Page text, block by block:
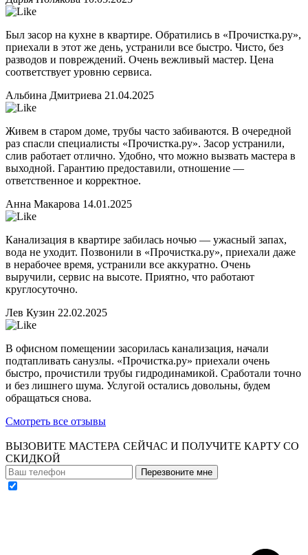
Был засор на кухне в квартире. Обратились в «Прочистка.ру»,
приехали в этот же день, устранили все быстро. Чисто, без
разводов и повреждений. Очень вежливый мастер. Цена
соответствует уровню сервиса.
Альбина Дмитриева 21.04.2025
Живем в старом доме, трубы часто забиваются. В очередной
раз спасли специалисты «Прочистка.ру». Засор устранили,
слив работает отлично. Удобно, что можно вызвать мастера в
выходной. Гарантию предоставили, отношение —
ответственное и корректное.
Анна Макарова 14.01.2025
Канализация в квартире забилась ночью — ужасный запах,
вода не уходит. Позвонили в «Прочистка.ру», приехали даже
в нерабочее время, устранили все аккуратно. Очень
выручили, сервис на высоте. Приятно, что работают
круглосуточно.
Лев Кузин 22.02.2025
В офисном помещении засорилась канализация, начали
подтапливать санузлы. «Прочистка.ру» приехали очень
быстро, прочистили трубы гидродинамикой. Сработали точно
и без лишнего шума. Услугой остались довольны, будем
обращаться снова.
Смотреть все отзывы
ВЫЗОВИТЕ МАСТЕРА СЕЙЧАС И ПОЛУЧИТЕ КАРТУ СО
СКИДКОЙ
Перезвоните мне